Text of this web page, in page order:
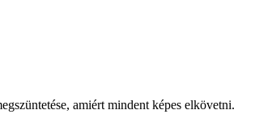
amiért mindent képes elkövetni.